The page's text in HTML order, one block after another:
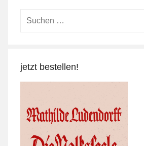
Suchen
jetzt bestellen!